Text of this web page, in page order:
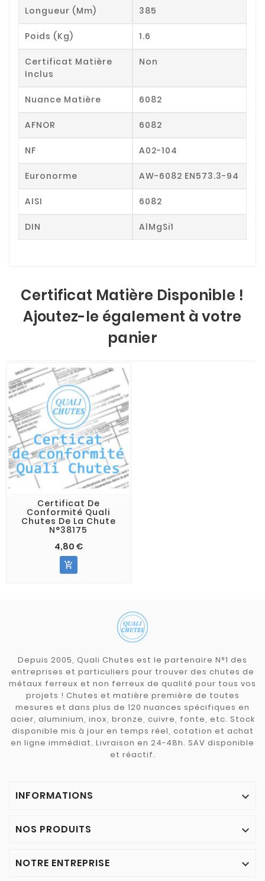
Longueur (mm) 385
Poids (kg) 1.6
Certificat Matière
Inclus
Non
Nuance Matière 6082
AFNOR 6082
NF A02-104
Euronorme AW-6082 EN573.3-94
AISI 6082
DIN AlMgSi1
Certificat Matière Disponible !
Ajoutez-le également à votre
panier
Certificat De
Conformité Quali
Chutes De La Chute
N°38175
4,80 €

Depuis 2005, Quali Chutes est le partenaire N°1 des
entreprises et particuliers pour trouver des chutes de
métaux ferreux et non ferreux de qualité pour tous vos
projets ! Chutes et matière première de toutes
mesures et dans plus de 120 nuances spécifiques en
acier, aluminium, inox, bronze, cuivre, fonte, etc. Stock
disponible mis à jour en temps réel, cotation et achat
en ligne immédiat. Livraison en 24-48h. SAV disponible
et réactif.
INFORMATIONS 
NOS PRODUITS 
NOTRE ENTREPRISE 